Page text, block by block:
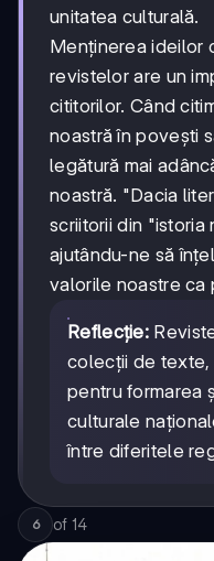
unitatea culturală.
Menținerea ideilor
revistelor are un
cititorilor. Când
noastră în povești
legătură mai
noastră. "Dacia
scriitorii din "istoria
ajutându-ne să
valorile noastre ca
Reflecție:
colecții de texte,
pentru formarea
culturale
între diferitele
6 of 14